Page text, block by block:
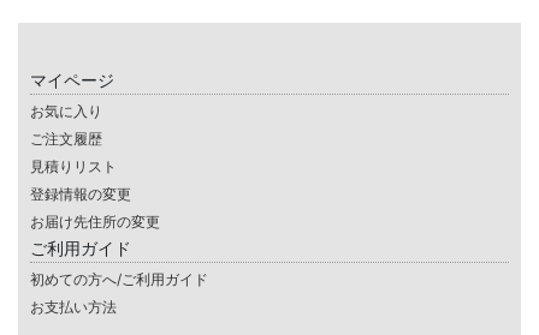
マイページ
お気に入り
ご注文履歴
見積りリスト
登録情報の変更
お届け先住所の変更
ご利用ガイド
初めての方へ/ご利用ガイド
お支払い方法